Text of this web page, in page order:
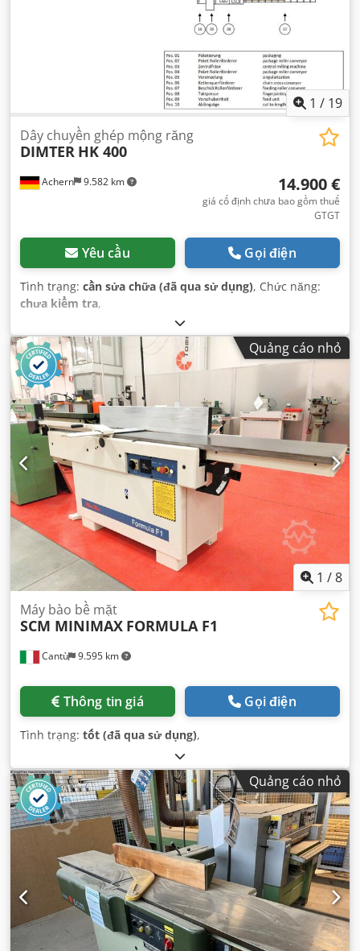
1 / 19
Achern 9.582 km
Dây chuyền ghép mộng răng
DIMTER HK 400
14.900 €
giá cố định chưa bao gồm thuế
GTGT
Yêu cầu Gọi điện
Tình trạng: cần sửa chữa (đã qua sử dụng), Chức năng:
chưa kiểm tra,
Quảng cáo nhỏ
1 /8
Cantù 9.595 km
Máy bào bề mặt
SCM MINIMAX FORMULA F1
Thông tin giá Gọi điện
Tình trạng: tốt (đã qua sử dụng),
Quảng cáo nhỏ